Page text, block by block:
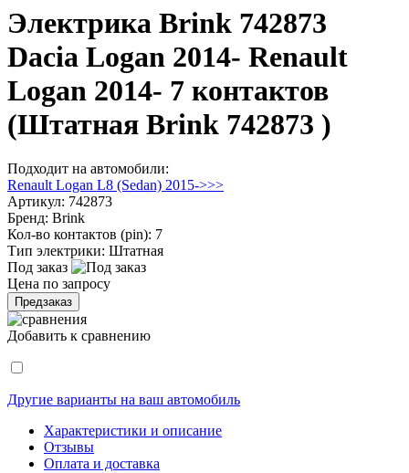
Электрика Brink 742873
Dacia Logan 2014- Renault
Logan 2014- 7 контактов
(Штатная Brink 742873 )
Подходит на автомобили:
Renault Logan L8 (Sedan) 2015->>>
Артикул: 742873
Бренд: Brink
Кол-во контактов (pin): 7
Тип электрики: Штатная
Под заказ
Цена по запросу
Предзаказ
Добавить к сравнению
Другие варианты на ваш автомобиль
Характеристики и описание
Отзывы
Оплата и доставка